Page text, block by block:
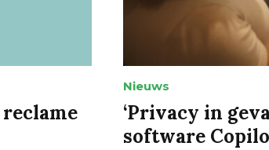
Nieuws
‘Privacy in
software